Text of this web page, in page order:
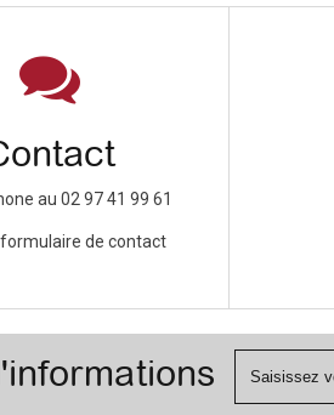
au 02 97 41 99 61
de contact